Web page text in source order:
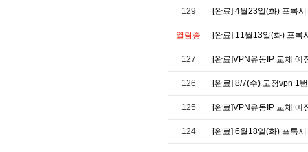
129 [완료] 4월23일(화) 프록
열람중 [완료] 11월13일(화) 프록
127 [완료]VPN유동IP 교체 예
126 [완료] 8/7(수) 고정vpn 1
125 [완료]VPN유동IP 교체 예
124 [완료] 6월18일(화) 프록